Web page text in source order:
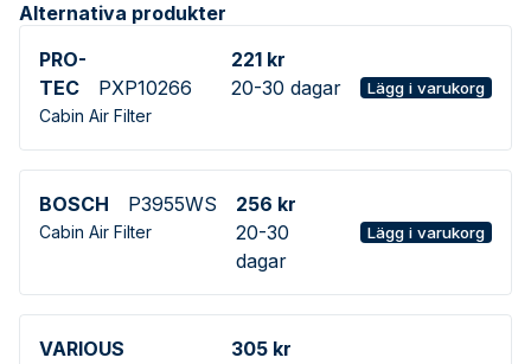
Alternativa produkter
PRO-
TEC
PXP10266
Cabin Air Filter
221 kr
20-30 dagar
Lägg i varukorg
BOSCH P3955WS
Cabin Air Filter
256 kr
20-30
dagar
Lägg i varukorg
VARIOUS
305 kr